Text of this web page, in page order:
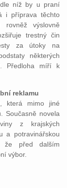
níž by u praní
i příprava těchto
rovněž výslovně
trestný čin
za útoky na
některých
Předloha míří k
reklamu
která mimo jiné
Současně novela
z krajských
a potravinářskou
že před dalším
výbor.